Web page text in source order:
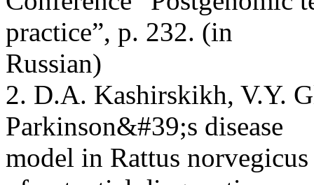
practice”, p. 232. (in
Russian)
2. D.A. Kashirskikh, V.Y.
Parkinson&#39;s disease
model in Rattus